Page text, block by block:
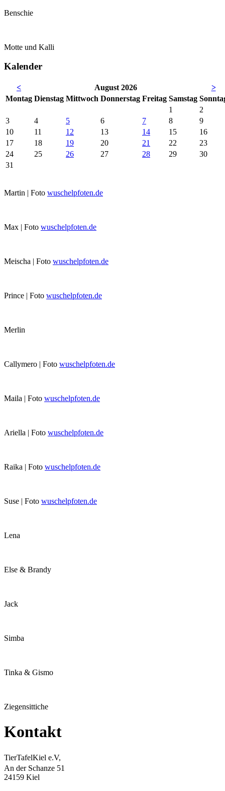
Benschie
Motte und Kalli
Kalender
< August 2026
>
Montag Dienstag Mittwoch Donnerstag Freitag Samstag So
1
2
3
4 5 6 7 8
9
10
11 12 13 14 15
16
17
18 19 20 21 22
23
24
25 26 27 28 29
30
31
Martin | Foto wuschelpfoten.de
Max | Foto wuschelpfoten.de
Meischa | Foto wuschelpfoten.de
Prince | Foto wuschelpfoten.de
Merlin
Callymero | Foto wuschelpfoten.de
Maila | Foto wuschelpfoten.de
Ariella | Foto wuschelpfoten.de
Raika | Foto wuschelpfoten.de
Suse | Foto wuschelpfoten.de
Lena
Else & Brandy
Jack
Simba
Tinka & Gismo
Ziegensittiche
Kontakt
TierTafelKiel e.V,
An der Schanze 51
24159 Kiel